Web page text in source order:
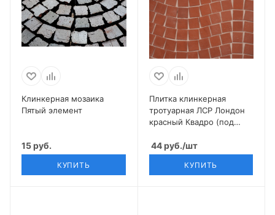
Клинкерная мозаика
Пятый элемент
15 руб.
КУПИТЬ
Плитка клинкерная
тротуарная ЛСР Лондон
красный Квадро (под
44руб./шт
КУПИТЬ